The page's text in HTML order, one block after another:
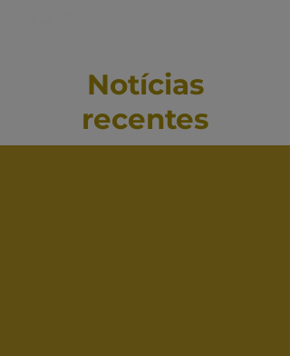
Notícias
recentes